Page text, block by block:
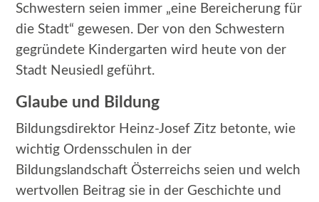
Schwestern seien immer „eine Bereicherung für
die Stadt“ gewesen. Der von den Schwestern
gegründete Kindergarten wird heute von der
Stadt Neusiedl geführt.
Glaube und Bildung
Bildungsdirektor Heinz-Josef Zitz betonte, wie
wichtig Ordensschulen in der
Bildungslandschaft Österreichs seien und welch
wertvollen Beitrag sie in der Geschichte und